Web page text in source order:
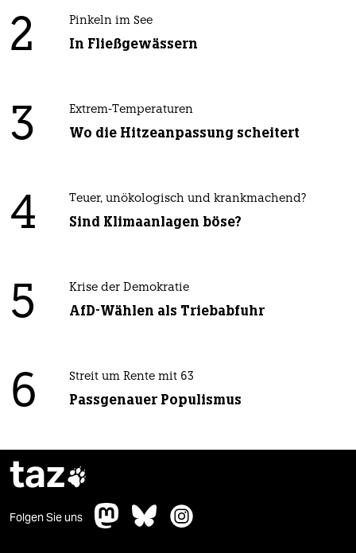
2 Pinkeln im See
In Fließgewässern
3 Extrem-Temperaturen
Wo die Hitzeanpassung scheitert
4 Teuer, unökologisch und krankmachend?
Sind Klimaanlagen böse?
5 Krise der Demokratie
AfD-Wählen als Triebabfuhr
6 Streit um Rente mit 63
Passgenauer Populismus
taz
Folgen Sie uns